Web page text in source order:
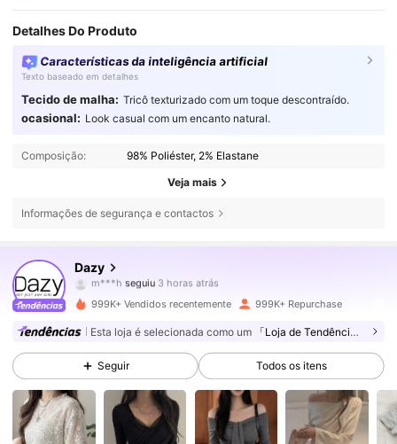
Detalhes Do Produto
Características da inteligência artificial
Texto baseado em detalhes
Tecido de malha: Tricô texturizado com um toque descontraído.
ocasional: Look casual com um encanto natural.
Composição: 98% Poliéster, 2% Elastane
Veja mais
Informações de segurança e contactos
Dazym***h
3***7está a navegar
4,86
6.6M Seguidores
4,86 6.6M Seguidores
6.6M Seguidores
999K+ Vendidos recentemente 999K+ Repurchase
Esta loja é selecionada como um 「Loja de Tendências」
Seguir Todos os itens